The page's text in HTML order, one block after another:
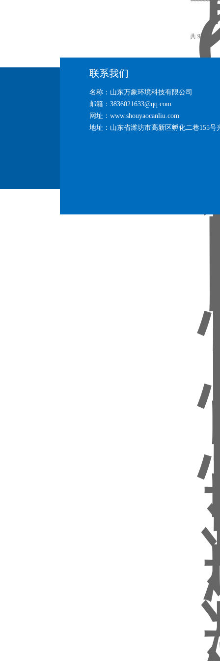
共 97 条记
联系我们
名称：山东万象环境科技有限公司
邮箱：3836021633@qq.com
网址：www.shouyaocanliu.com
地址：山东省潍坊市高新区孵化二巷155